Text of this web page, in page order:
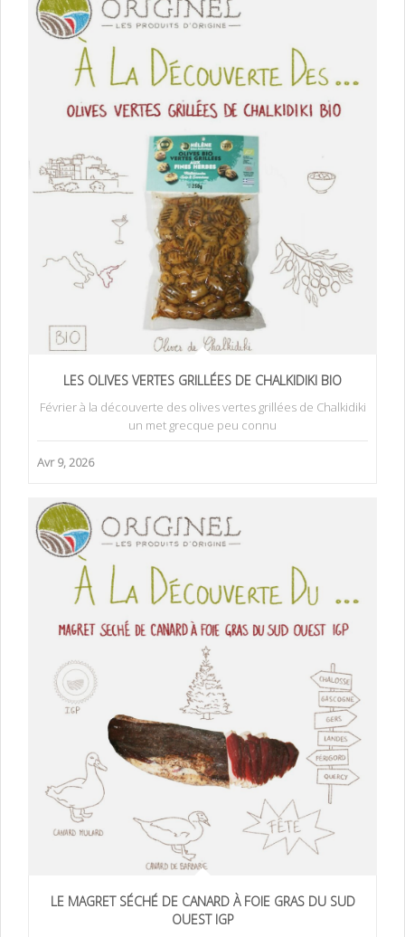
LES OLIVES VERTES GRILLÉES DE CHALKIDIKI BIO
Février à la découverte des olives vertes grillées de Chalkidiki
un met grecque peu connu
Avr 9, 2026
LE MAGRET SÉCHÉ DE CANARD À FOIE GRAS DU SUD
OUEST IGP